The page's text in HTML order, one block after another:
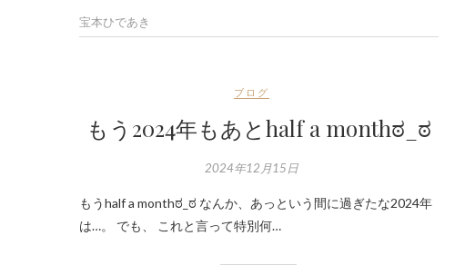
宝本ひであき
ブログ
もう2024年もあとhalf a monthಠ_ಠ
2024年12月15日
もうhalf a monthಠ_ಠ なんか、あっという間に過ぎたな2024年
は…。 でも、 これと言って特別何…